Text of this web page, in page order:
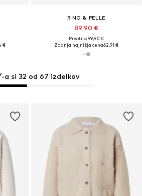
a si 32 od 67 izdelkov
€
RINO & PELLE
89,90 €
Prvotno: 99,90 €
Zadnja najnižja cena62,91 €